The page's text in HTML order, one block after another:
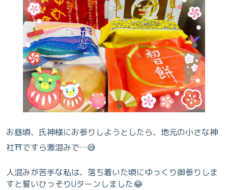
お昼頃、氏神様にお参りしようとしたら、地元の小さな神
社⛩️ですら激混みで…😅
人混みが苦手な私は、落ち着いた頃にゆっくり御参りしま
すと誓いひっそりUターンしました😂